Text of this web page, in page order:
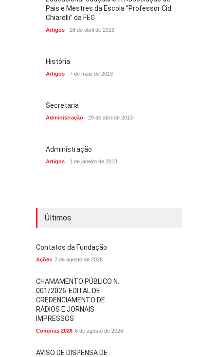
Pais e Mestres da Escola “Professor Cid
Chiarelli” da FEG
Artigos 28 de abril de 2013
História
Artigos 7 de maio de 2013
Secretaria
Administração 29 de abril de 2013
Administração
Artigos 1 de janeiro de 2013
Últimos
Contatos da Fundação
Ações 7 de agosto de 2026
CHAMAMENTO PÚBLICO N.
001/2026-EDITAL DE
CREDENCIAMENTO DE
RÁDIOS E JORNAIS
IMPRESSOS
Compras 2026 6 de agosto de 2026
AVISO DE DISPENSA DE